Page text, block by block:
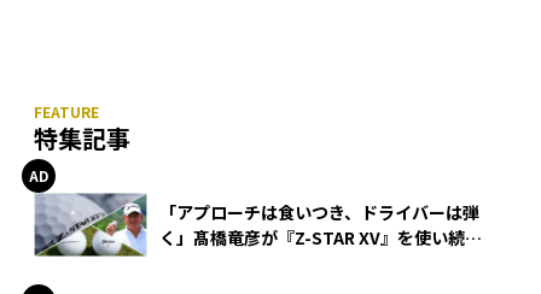
特集記事
「アプローチは食いつき、ドライバーは弾
く」髙橋竜彦が『Z-STAR XV』を使い続け